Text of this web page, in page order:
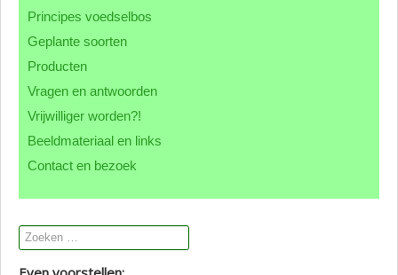
Contact CML
Principes voedselbos
Geplante soorten
Producten
Vragen en antwoorden
Vrijwilliger worden?!
Beeldmateriaal en links
Contact en bezoek